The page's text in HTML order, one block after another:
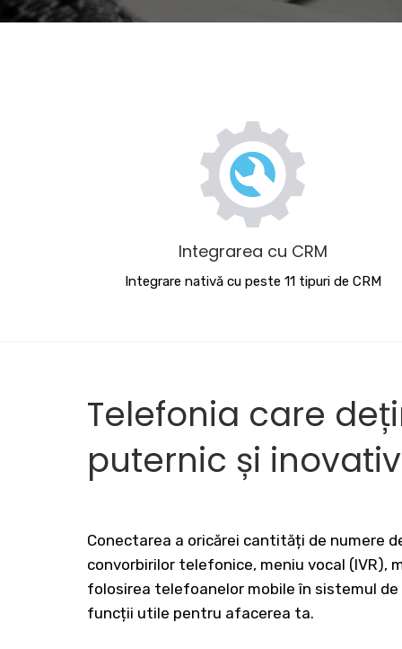
Integrarea cu CRM
Integrare nativă cu peste 11 tipuri de CRM
Telefonia care
puternic și
Conectarea a oricărei cantități de numere
convorbirilor telefonice, meniu vocal (IVR),
folosirea telefoanelor mobile în sistemul
funcții utile pentru afacerea ta.